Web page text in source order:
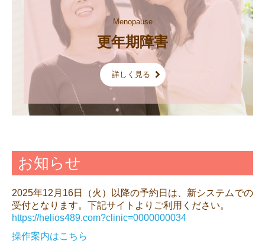
Menopause
更年期障害
詳しく見る
お知らせ
2025年12月16日（火）以降の予約日は、新システムでの
受付となります。下記サイトよりご利用ください。
https://helios489.com?clinic=0000000034
操作案内はこちら